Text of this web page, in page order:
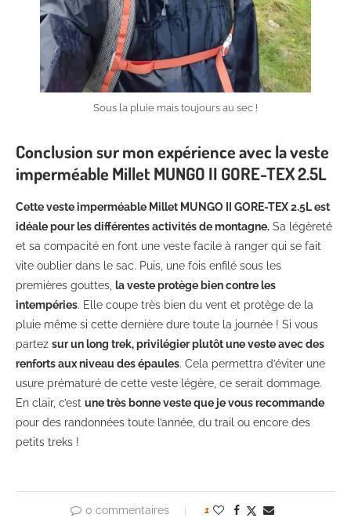
Sous la pluie mais toujours au sec !
Conclusion sur mon expérience avec la veste
imperméable Millet MUNGO II GORE-TEX 2.5L
Cette veste imperméable Millet MUNGO II GORE-TEX 2.5L est
idéale pour les différentes activités de montagne. Sa légèreté
et sa compacité en font une veste facile à ranger qui se fait
vite oublier dans le sac. Puis, une fois enfilé sous les
premières gouttes, la veste protège bien contre les
intempéries. Elle coupe très bien du vent et protège de la
pluie même si cette dernière dure toute la journée ! Si vous
partez sur un long trek, privilégier plutôt une veste avec des
renforts aux niveau des épaules. Cela permettra d’éviter une
usure prématuré de cette veste légère, ce serait dommage.
En clair, c’est une très bonne veste que je vous recommande
pour des randonnées toute l’année, du trail ou encore des
petits treks !
0 commentaires 1